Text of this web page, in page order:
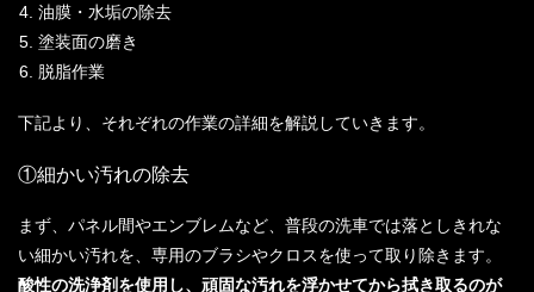
油膜・水垢の除去
塗装面の磨き
脱脂作業
下記より、それぞれの作業の詳細を解説していきます。
①細かい汚れの除去
まず、パネル間やエンブレムなど、普段の洗車では落としきれな
い細かい汚れを、専用のブラシやクロスを使って取り除きます。
酸性の洗浄剤を使用し、頑固な汚れを浮かせてから拭き取るのが